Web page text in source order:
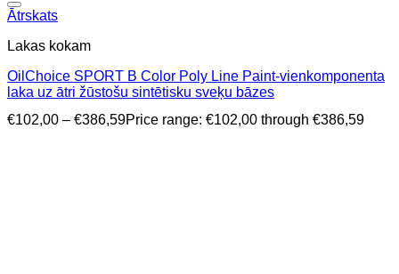
Ātrskats
Lakas kokam
OilChoice SPORT B ​​Color Poly Line Paint-vienkomponenta
laka uz ātri žūstošu sintētisku sveķu bāzes
€102,00 – €386,59Price range: €102,00 through €386,59